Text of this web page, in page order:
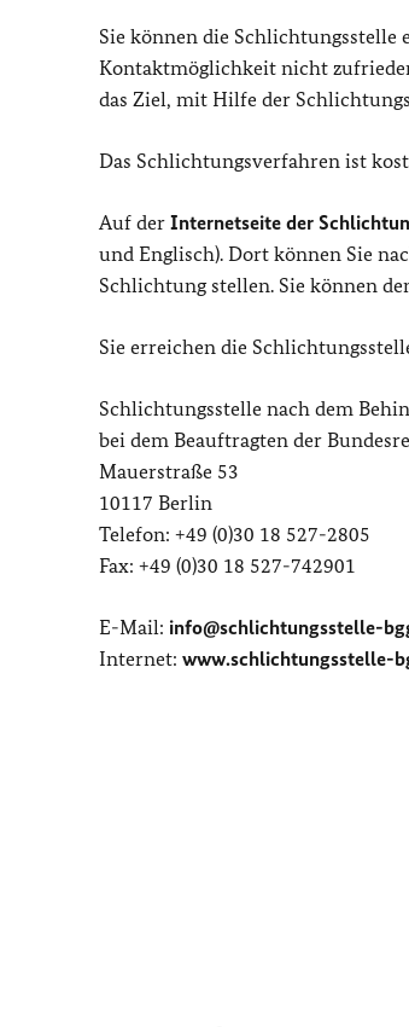
Sie können die Schlichtungsstelle
Kontaktmöglichkeit nicht
das Ziel, mit Hilfe der
Das Schlichtungsverfahren ist
Auf der Internetseite der
und Englisch). Dort können Sie
Schlichtung stellen. Sie können
Sie erreichen die
Schlichtungsstelle nach dem
bei dem Beauftragten der
Mauerstraße 53
10117 Berlin
Telefon: +49 (0)30 18 527-2805
Fax: +49 (0)30 18 527-742901
E-Mail: info@schlichtungsstelle-
Internet: www.schlichtungsstelle-